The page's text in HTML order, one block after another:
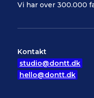
Vi har over 300.000
Kontakt
studio@dontt.dk
hello@dontt.dk